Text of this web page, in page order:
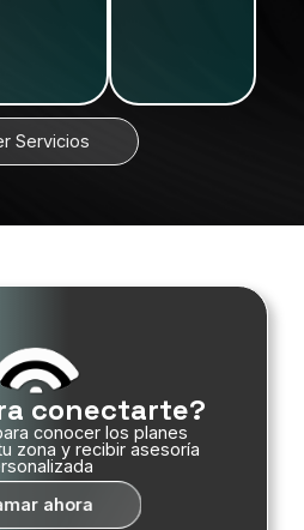
Servicios
conectarte?
conocer los planes
zona y recibir asesoría
ahora